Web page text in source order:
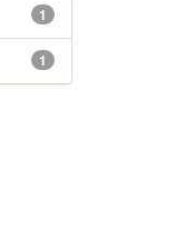
1
1